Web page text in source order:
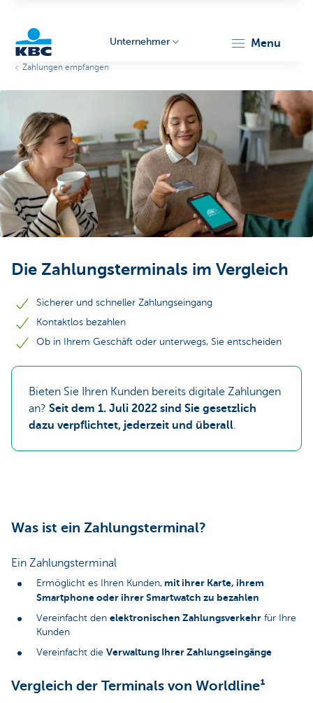
Unternehmer
Unternehmer menu
Zahlungen empfangen
Die Zahlungsterminals im Vergleich
Sicherer und schneller Zahlungseingang
Kontaktlos bezahlen
Ob in Ihrem Geschäft oder unterwegs, Sie entscheiden
Bieten Sie Ihren Kunden bereits digitale Zahlungen
an? Seit dem 1. Juli 2022 sind Sie gesetzlich
dazu verpflichtet, jederzeit und überall.
Was ist ein Zahlungsterminal?
Ein Zahlungsterminal
Ermöglicht es Ihren Kunden, mit ihrer Karte, ihrem
Smartphone oder ihrer Smartwatch zu bezahlen
Vereinfacht den elektronischen Zahlungsverkehr für Ihre
Kunden
Vereinfacht die Verwaltung Ihrer Zahlungseingänge
Vergleich der Terminals von Worldline¹